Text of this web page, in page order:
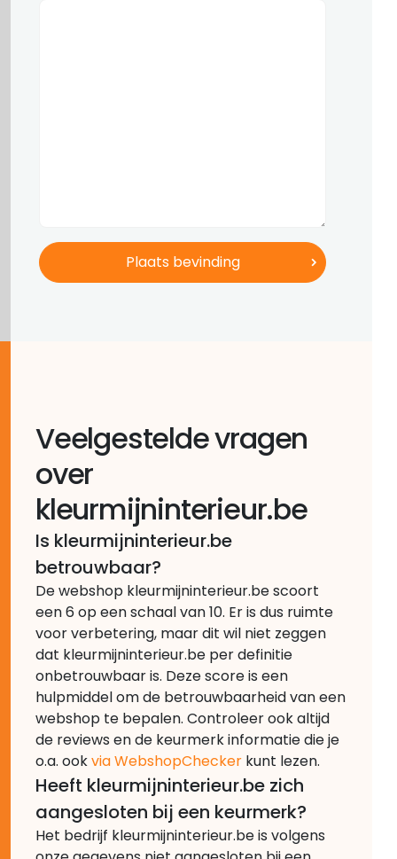
Veelgestelde vragen
over
kleurmijninterieur.be
Is kleurmijninterieur.be
betrouwbaar?
De webshop kleurmijninterieur.be scoort
een 6 op een schaal van 10. Er is dus ruimte
voor verbetering, maar dit wil niet zeggen
dat kleurmijninterieur.be per definitie
onbetrouwbaar is. Deze score is een
hulpmiddel om de betrouwbaarheid van een
webshop te bepalen. Controleer ook altijd
de reviews en de keurmerk informatie die je
o.a. ookvia WebshopChecker kunt lezen.
Heeft kleurmijninterieur.be zich
aangesloten bij een keurmerk?
Het bedrijf kleurmijninterieur.be is volgens